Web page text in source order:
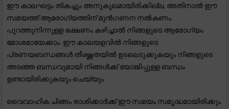
ഈ കാലഘട്ടം തികച്ചും അനുകൂലമായിരിക്കില്ല, അതിനാൽ ഈ
സമയത്ത് ആരോഗ്യത്തിന് മുൻഗണന നൽകണം.
പുറത്തുനിന്നുള്ള ഭക്ഷണം കഴിച്ചാൽ നിങ്ങളുടെ ആരോഗ്യം
മോശമായേക്കാം. ഈ കാലയളവിൽ നിങ്ങളുടെ
പ്രണയബന്ധങ്ങൾ തീക്ഷ്ണതയിൽ ഉടലെടുക്കുകയും നിങ്ങളുടെ
അടഞ്ഞ ബന്ധവുമായി നിങ്ങൾക്ക് യോജിപ്പുള്ള ബന്ധം
ഉണ്ടായിരിക്കുകയും ചെയ്യും.
വൈവാഹിക ചിങ്ങം രാശിക്കാർക്ക് ഈ സമയം സമൃദ്ധമായിരിക്കും.